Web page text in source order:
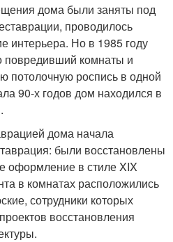
дома были заняты под
проводилось
интерьера. Но в 1985 году
повредивший комнаты и
потолочную роспись в одной
90-х годов дом находился в
дома начала
были восстановлены
оформление в стиле XIX
в комнатах расположились
сотрудники которых
восстановления